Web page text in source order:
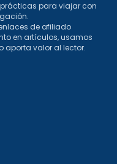
para viajar con
de afiliado
en artículos, usamos
aporta valor al lector.